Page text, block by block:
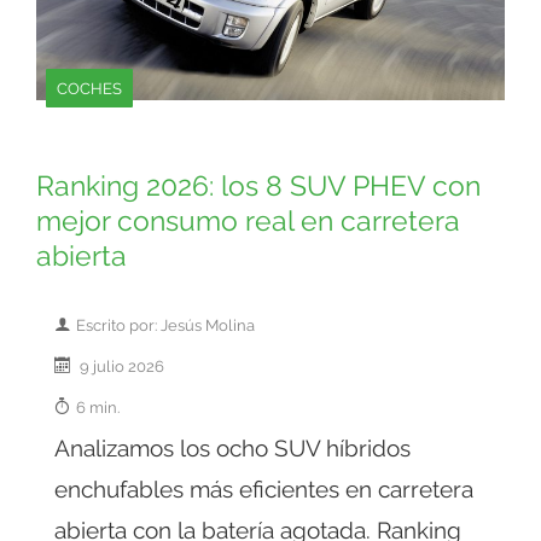
COCHES
Ranking 2026: los 8 SUV PHEV con
mejor consumo real en carretera
abierta
Escrito por: Jesús Molina
9 julio 2026
6 min.
Analizamos los ocho SUV híbridos
enchufables más eficientes en carretera
abierta con la batería agotada. Ranking